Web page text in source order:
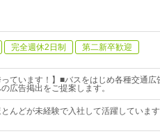
完全週休2日制 第二新卒歓迎
っています！】■バスをはじめ各種交通
広告掲出をご提案します。
んどが未経験で入社して活躍していま